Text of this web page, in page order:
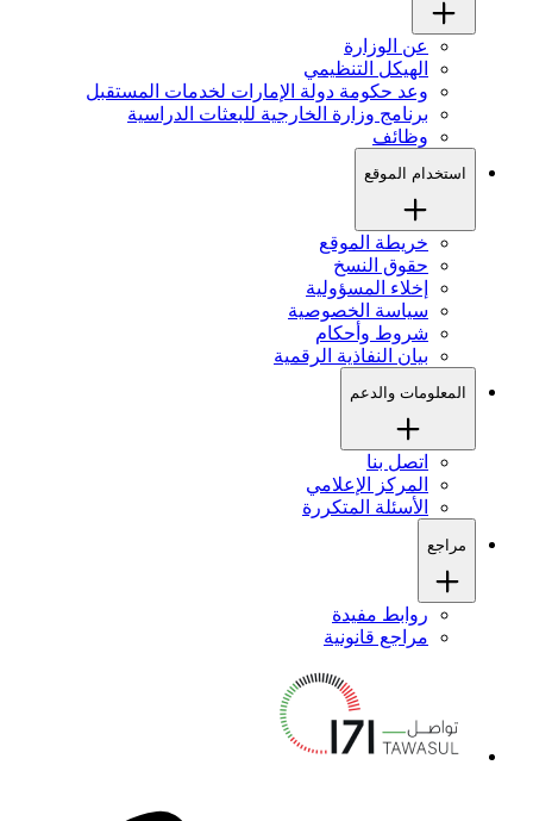
عن الوزارة
الهيكل التنظيمي
وعد حكومة دولة الإمارات لخدمات المستقبل
برنامج وزارة الخارجية للبعثات الدراسية
وظائف
استخدام الموقع
خريطة الموقع
حقوق النسخ
إخلاء المسؤولية
سياسة الخصوصية
شروط وأحكام
بيان النفاذية الرقمية
المعلومات والدعم
اتصل بنا
المركز الإعلامي
الأسئلة المتكررة
مراجع
روابط مفيدة
مراجع قانونية